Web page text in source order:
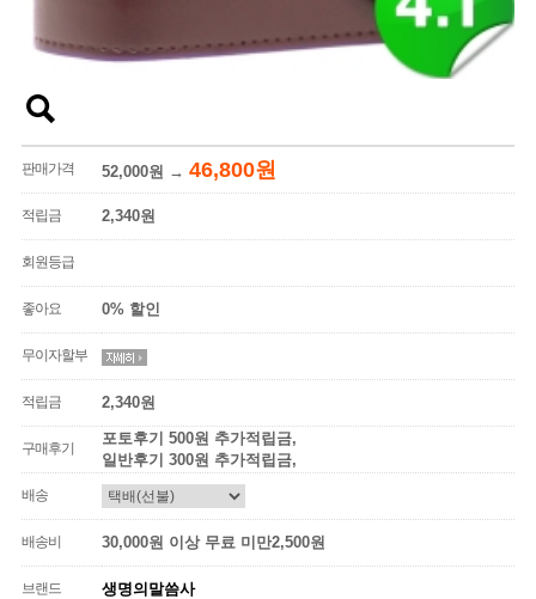
판매가격 52,000원 → 46,800원
적립금 2,340원
회원등급
좋아요 0% 할인
무이자할부
적립금 2,340원
구매후기
포토후기 500원 추가적립금,
일반후기 300원 추가적립금,
배송
배송비 30,000원 이상 무료 미만2,500원
브랜드 생명의말씀사